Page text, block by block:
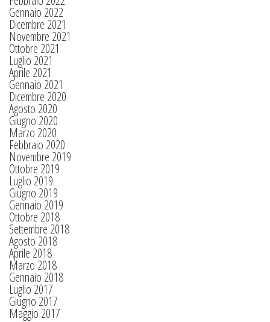
Gennaio 2022
Dicembre 2021
Novembre 2021
Ottobre 2021
Luglio 2021
Aprile 2021
Gennaio 2021
Dicembre 2020
Agosto 2020
Giugno 2020
Marzo 2020
Febbraio 2020
Novembre 2019
Ottobre 2019
Luglio 2019
Giugno 2019
Gennaio 2019
Ottobre 2018
Settembre 2018
Agosto 2018
Aprile 2018
Marzo 2018
Gennaio 2018
Luglio 2017
Giugno 2017
Maggio 2017